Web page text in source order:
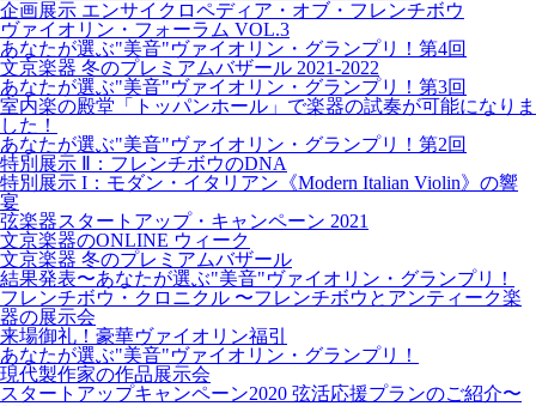
企画展示 エンサイクロペディア・オブ・フレンチボウ
ヴァイオリン・フォーラム VOL.3
あなたが選ぶ"美音"ヴァイオリン・グランプリ！第4回
文京楽器 冬のプレミアムバザール 2021-2022
あなたが選ぶ"美音"ヴァイオリン・グランプリ！第3回
室内楽の殿堂「トッパンホール」で楽器の試奏が可能になりま
した！
あなたが選ぶ"美音"ヴァイオリン・グランプリ！第2回
特別展示 Ⅱ：フレンチボウのDNA
特別展示 I：モダン・イタリアン《Modern Italian Violin》の響
宴
弦楽器スタートアップ・キャンペーン 2021
文京楽器のONLINE ウィーク
文京楽器 冬のプレミアムバザール
結果発表〜あなたが選ぶ"美音"ヴァイオリン・グランプリ！
フレンチボウ・クロニクル 〜フレンチボウとアンティーク楽
器の展示会
来場御礼！豪華ヴァイオリン福引
あなたが選ぶ"美音"ヴァイオリン・グランプリ！
現代製作家の作品展示会
スタートアップキャンペーン2020 弦活応援プランのご紹介〜